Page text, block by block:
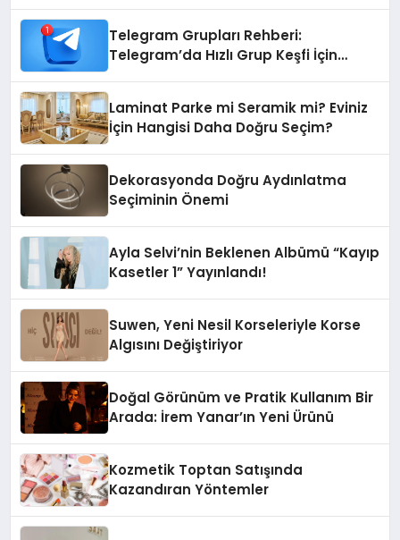
Telegram Grupları Rehberi:
Telegram’da Hızlı Grup Keşfi İçin
Laminat Parke mi Seramik mi? Eviniz
İçin Hangisi Daha Doğru Seçim?
Dekorasyonda Doğru Aydınlatma
Seçiminin Önemi
Ayla Selvi’nin Beklenen Albümü “Kayıp
Kasetler 1” Yayınlandı!
Suwen, Yeni Nesil Korseleriyle Korse
Algısını Değiştiriyor
Doğal Görünüm ve Pratik Kullanım Bir
Arada: İrem Yanar’ın Yeni Ürünü
Kozmetik Toptan Satışında
Kazandıran Yöntemler